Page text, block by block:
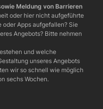
Meldung von Barrieren
oder hier nicht aufgeführte
oder Apps aufgefallen? Sie
Angebots? Bitte nehmen
und welche
unseres Angebots
wir so schnell wie möglich
sechs Wochen.